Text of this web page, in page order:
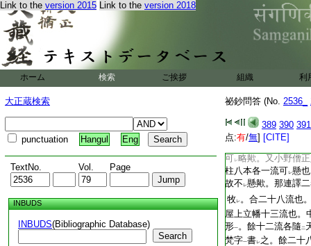
Link to the version 2015 Link to the version 2018
ホーム 検索 ご挨拶 組織 利
大正蔵検索
punctuation Hangul Eng
TextNo. Vol. Page
INBUDS
INBUDS(Bibliographic Database)
Search
祕鈔問答 (No. 2536_
389 390 391
点:有/無] [CITE]
已上幡都合四
庭也。是依
別。
理性院
皆有
也。上立
十二天幡一
眞言梵本書 之。中
幡十三本也。
色。内陣幡二十八流
右二流也。或角柱各
諸龍眞言
可レ略歟。又小野僧
柱八本各一流可レ懸
故不 レ懸歟。那連譯
牧レ。合二十八流也
屋上立幡十三流也。
形一。餘十二流各隨 二
梵字一書レ之。餘二十